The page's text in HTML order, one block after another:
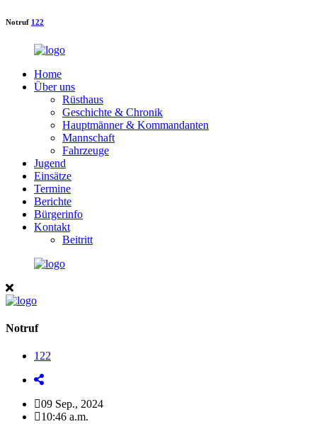
Notruf 122
Home
Über uns
Rüsthaus
Geschichte & Chronik
Hauptmänner & Kommandanten
Mannschaft
Fahrzeuge
Jugend
Einsätze
Termine
Berichte
Bürgerinfo
Kontakt
Beitritt
Notruf
122
09 Sep., 2024
10:46 a.m.